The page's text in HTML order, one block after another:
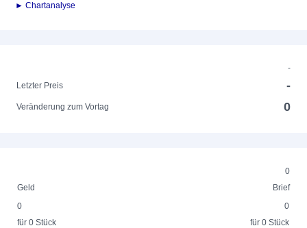
► Chartanalyse
-
Letzter Preis
-
Veränderung zum Vortag 0
0
Geld
Brief
0
für 0 Stück
0
für 0 Stück